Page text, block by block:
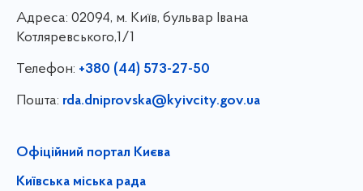
Адреса: 02094, м. Київ, бульвар Івана
Котляревського,1/1
Телефон: +380 (44) 573-27-50
Пошта: rda.dniprovska@kyivcity.gov.ua
Офіційний портал Києва
Київська міська рада